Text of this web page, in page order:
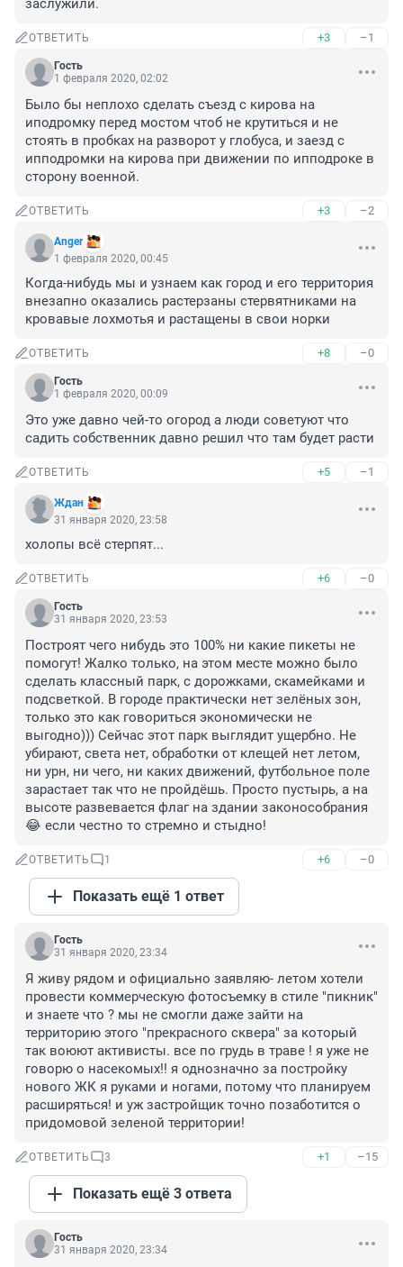
заслужили.
ОТВЕТИТЬ +3 –1
Гость
1 февраля 2020, 02:02
Было бы неплохо сделать съезд с кирова на
иподромку перед мостом чтоб не крутиться и не
стоять в пробках на разворот у глобуса, и заезд с
ипподромки на кирова при движении по ипподроке в
сторону военной.
ОТВЕТИТЬ +3 –2
Anger
1 февраля 2020, 00:45
Когда-нибудь мы и узнаем как город и его территория
внезапно оказались растерзаны стервятниками на
кровавые лохмотья и растащены в свои норки
ОТВЕТИТЬ +8 –0
Гость
1 февраля 2020, 00:09
Это уже давно чей-то огород а люди советуют что
садить собственник давно решил что там будет расти
ОТВЕТИТЬ +5 –1
Ждан
31 января 2020, 23:58
холопы всё стерпят...
ОТВЕТИТЬ +6 –0
Гость
31 января 2020, 23:53
Построят чего нибудь это 100% ни какие пикеты не
помогут! Жалко только, на этом месте можно было
сделать классный парк, с дорожками, скамейками и
подсветкой. В городе практически нет зелёных зон,
только это как говориться экономически не
выгодно))) Сейчас этот парк выглядит ущербно. Не
убирают, света нет, обработки от клещей нет летом,
ни урн, ни чего, ни каких движений, футбольное поле
зарастает так что не пройдёшь. Просто пустырь, а на
высоте развевается флаг на здании законособрания
😂 если честно то стремно и стыдно!
ОТВЕТИТЬ 1 +6 –0
Показать ещё 1 ответ
Гость
31 января 2020, 23:34
Я живу рядом и официально заявляю- летом хотели
провести коммерческую фотосъемку в стиле "пикник"
и знаете что ? мы не смогли даже зайти на
территорию этого "прекрасного сквера" за который
так воюют активисты. все по грудь в траве ! я уже не
говорю о насекомых!! я однозначно за постройку
нового ЖК я руками и ногами, потому что планируем
расширяться! и уж застройщик точно позаботится о
придомовой зеленой территории!
ОТВЕТИТЬ 3 +1 –15
Показать ещё 3 ответа
Гость
31 января 2020, 23:34